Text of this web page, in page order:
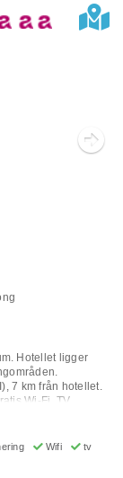
Hotellet ligger
7 km från hotellet.
Wi-Fi, TV,
bar,
(extra
och balkong. **
Wifi
tv